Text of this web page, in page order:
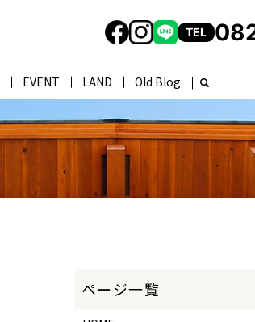
EVENT LAND Old Blog
TEL